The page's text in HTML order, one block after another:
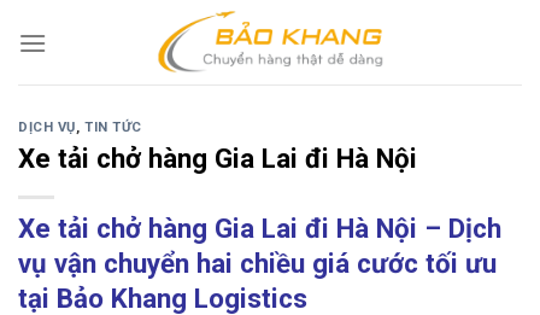
DỊCH VỤ,TIN TỨC
Xe tải chở hàng Gia Lai đi Hà Nội
Xe tải chở hàng Gia Lai đi Hà Nội – Dịch
vụ vận chuyển hai chiều giá cước tối ưu
tại Bảo Khang Logistics